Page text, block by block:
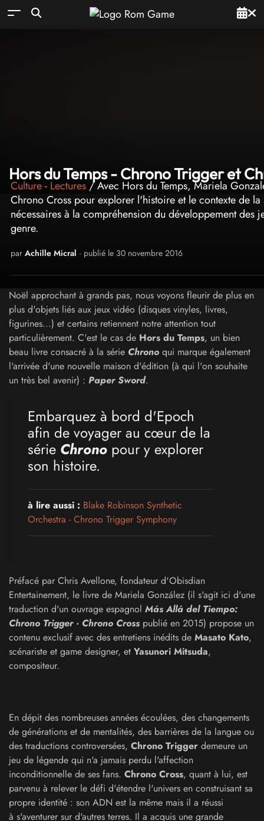
Hors du Temps - Chrono Trigger et
Culture- Lectures / Avec Hors du Temps, Mariela
Chrono Cross pour explorer l'histoire et le contexte de
nécessaires à la compréhension du développement des
genre.
par Achille Micral · publié le 30 novembre 2016
Noël approchant à grands pas, nous voyons fleurir de plus en
plus d'objets liés aux jeux vidéo (disques vinyles, livres,
figurines...) et certains retiennent notre attention tout
particulièrement. C'est le cas de Hors du Temps, un bien
beau livre consacré à la série Chrono qui marque également
l'arrivée d'une nouvelle maison d'édition (à qui l'on souhaite
un très bel avenir) : Paper Sword.
Embarquez à bord d'Epoch
afin de voyager au cœur de la
série Chrono pour y explorer
son histoire.
à lire aussi : Blake Robinson Synthetic
Orchestra - Chrono Trigger Symphony
Préfacé par Chris Avellone, fondateur d'Obisdian
Entertainement, le livre de Mariela González (il s'agit ici d'une
traduction d'un ouvrage espagnol Más Allá del Tiempo:
Chrono Trigger · Chrono Cross publié en 2015) propose un
contenu exclusif avec des entretiens inédits de Masato Kato,
scénariste et game designer, et Yasunori Mitsuda,
compositeur.
En dépit des nombreuses années écoulées, des changements
de générations et de mentalités, des barrières de la langue ou
des traductions controversées, Chrono Trigger demeure un
jeu de légende qui n'a jamais perdu l'affection
inconditionnelle de ses fans. Chrono Cross, quant à lui, est
parvenu à relever le défi d'étendre l'univers en construisant sa
propre identité : son ADN est la même mais il a réussi
à s'aventurer sur d'autres terres. Il a acquis une grande